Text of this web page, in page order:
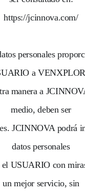
https://jcinnova.com/
personales
a
manera a
medio, deben ser
JCINNOVA podrá
datos personales
USUARIO con
un mejor servicio, sin